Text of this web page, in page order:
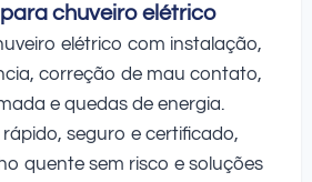
chuveiro elétrico
elétrico com instalação,
correção de mau contato,
e quedas de energia.
seguro e certificado,
quente sem risco e soluções